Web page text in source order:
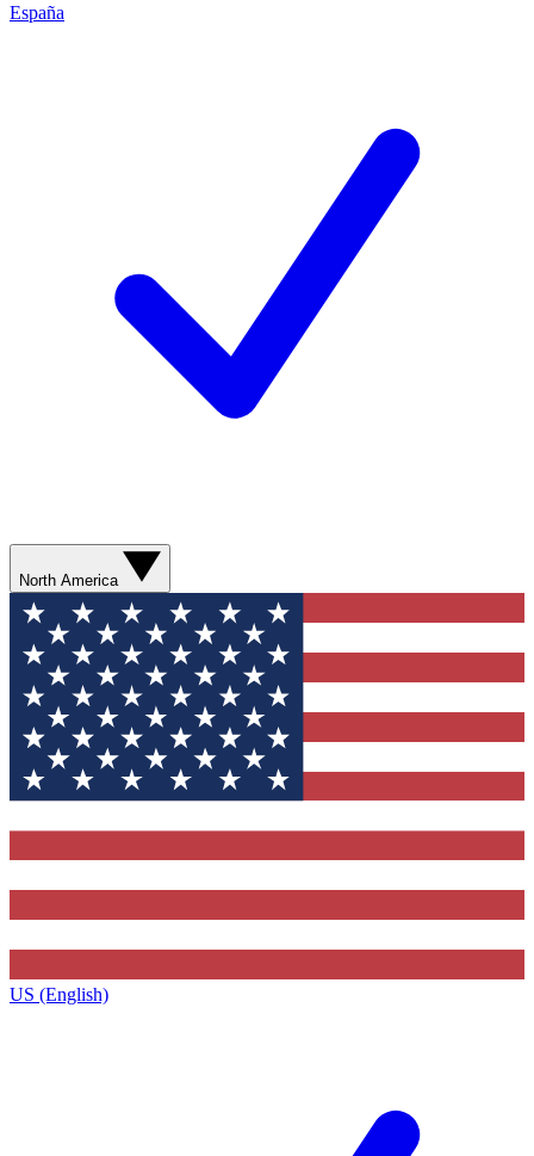
España
North America
US (English)